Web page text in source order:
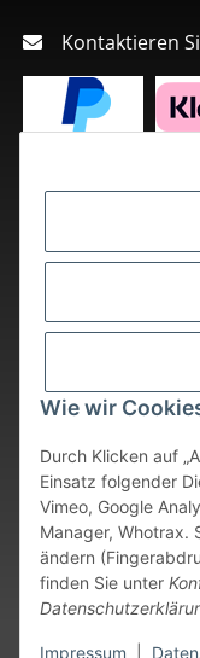
Wie wir
Durch Klicken auf
Einsatz folgender
Vimeo, Google
Manager, Whotrax.
ändern
finden Sie unter
Impressum
Kontaktieren
* Alle Preise inkl.
verfügbaren Artikeln